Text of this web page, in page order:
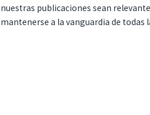
nuestras publicaciones sean
mantenerse a la vanguardia de todas